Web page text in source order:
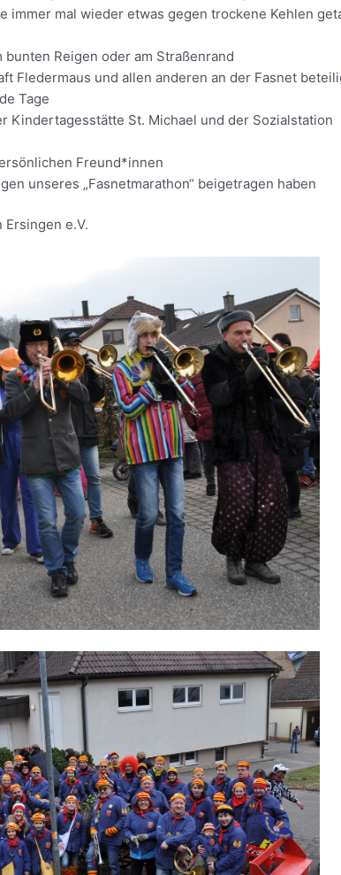
immer mal wieder etwas gegen trockene Kehlen
Reigen oder am Straßenrand
Fledermaus und allen anderen an der Fasnet
Tage
Kindertagesstätte St. Michael und der Sozialstation
Freund*innen
unseres „Fasnetmarathon“ beigetragen haben
e.V.